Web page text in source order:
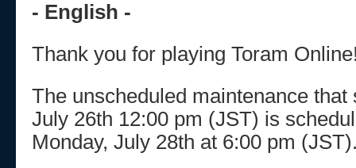
- English -
Thank you for playing Toram
The unscheduled maintenance that
July 26th 12:00 pm (JST) is
Monday, July 28th at 6:00 pm